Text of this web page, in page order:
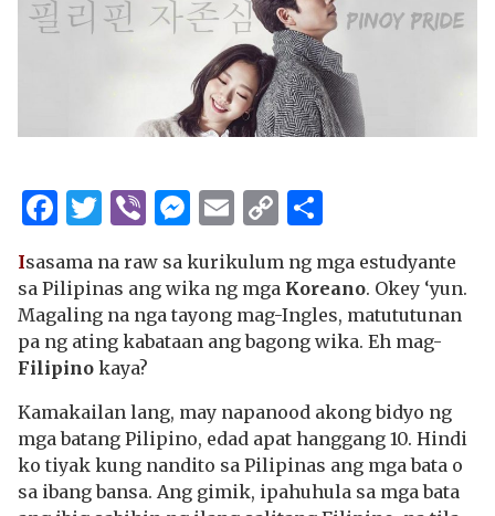
Facebook
Twitter
ViberMessenger
Email
Copy
Isasama na raw sa kurikulum ng mga estudyante
sa Pilipinas ang wika ng mga Koreano. Okey ‘yun.
Magaling na nga tayong mag-Ingles, matututunan
pa ng ating kabataan ang bagong wika. Eh mag-
Filipino kaya?
Kamakailan lang, may napanood akong bidyo ng
mga batang Pilipino, edad apat hanggang 10. Hindi
ko tiyak kung nandito sa Pilipinas ang mga bata o
sa ibang bansa. Ang gimik, ipahuhula sa mga bata